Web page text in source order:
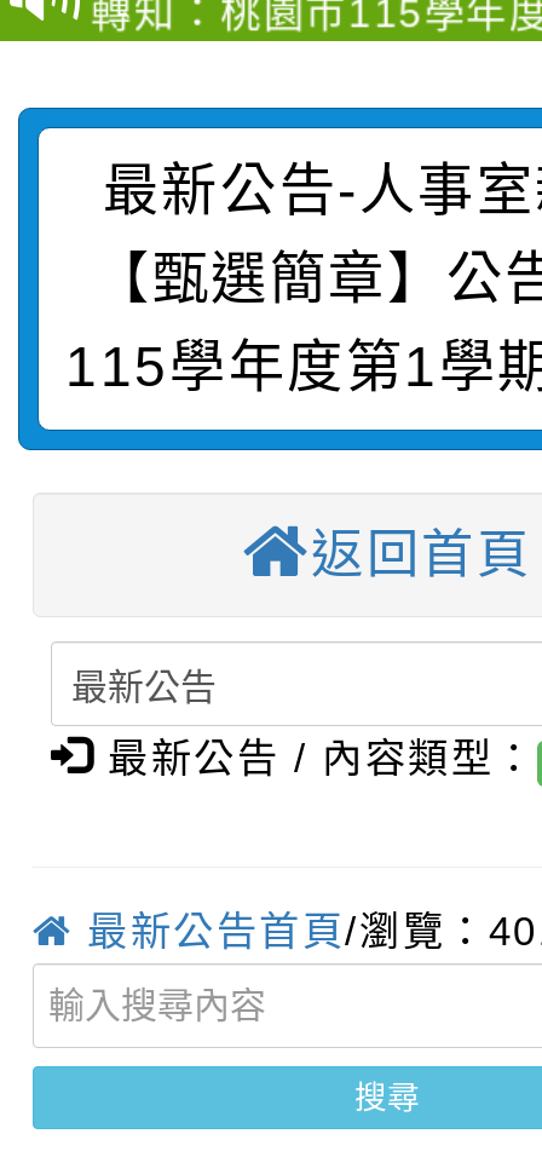
賽實施要點
比賽實施要點」
轉知：「115年金融知
動辦法」
轉知臺中市政府政風處
城市手牽手，綠能透明
畫影片一案
轉知：「115學年度全
劇比賽實施要點」及修
表
轉知：桃園市115年度
敬師藝文競賽』實施計
【甄選結果(第11招)】
結果(第11招)
【甄選結果(第3招)】
學年度第1學期第9次
【甄選結果(第4招)】
結果(第4招)
學年度第1學期第7次代
結果(第12招)
轉知：桃園市115學年
賽及師生本土語及新住
轉知：「桃園市115學
轉知：「115年金融知
城市手牽手，綠能透明
畫影片一案
轉知：「115學年度全
劇比賽實施要點」及修
表
轉知：桃園市115年度
敬師藝文競賽』實施計
【甄選結果(第11招)】
學年度第1學期第7次代
【甄選結果(第3招)】
最新公告-人事
【甄選簡章】公
115學年度第1學
返回首頁
最新公告 / 內容類型：
最新公告首頁/瀏覽：
搜尋